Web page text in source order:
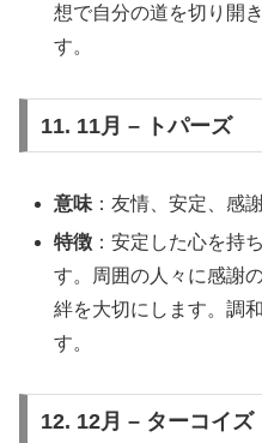
想で自分の道を切り開
す。
11. 11月 – トパーズ
意味：友情、安定、感
特徴 ：安定した心を持
す。周囲の人々に感謝
絆を大切にします。調
す。
12. 12月 – ターコイズ